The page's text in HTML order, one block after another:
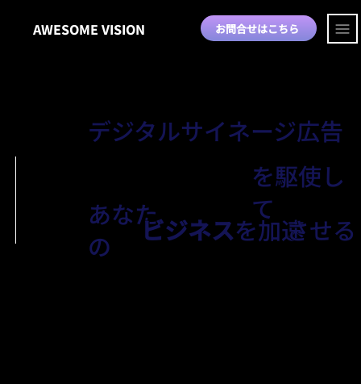
AWESOME VISION お問合せはこちら
デジタルサイネージ広告
あなた
の
ビジネスを加速させる
を駆使し
て